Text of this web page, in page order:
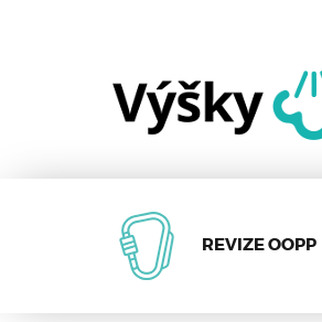
REVIZE OOPP